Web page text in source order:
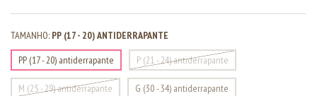
TAMANHO: PP (17 - 20) ANTIDERRAPANTE
PP (17 - 20) antiderrapante
P (21 - 24) antiderrapante
M (25 - 29) antiderrapante G (30 - 34) antiderrapante